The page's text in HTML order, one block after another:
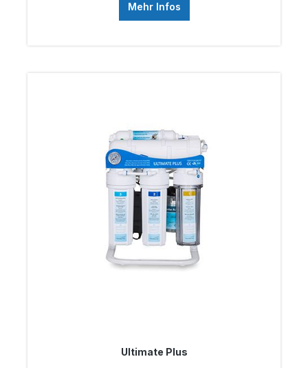
Mehr Infos
Ultimate Plus